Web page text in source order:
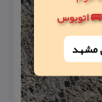
🚌 اتوبوس
مشهد